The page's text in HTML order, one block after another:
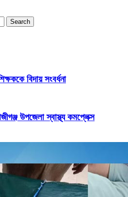
বিদায় সংবর্ধনা
উপজেলা স্বাস্থ্য কমপ্লেক্স